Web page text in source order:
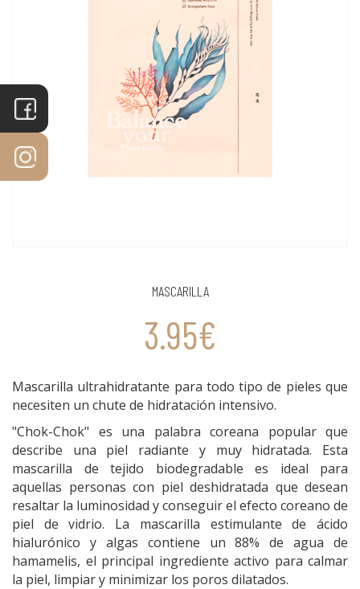
MASCARILLA
3.95€
Mascarilla ultrahidratante para todo tipo de pieles que
necesiten un chute de hidratación intensivo.
"Chok-Chok" es una palabra coreana popular que
describe una piel radiante y muy hidratada. Esta
mascarilla de tejido biodegradable es ideal para
aquellas personas con piel deshidratada que desean
resaltar la luminosidad y conseguir el efecto coreano de
piel de vidrio. La mascarilla estimulante de ácido
hialurónico y algas contiene un 88% de agua de
hamamelis, el principal ingrediente activo para calmar
la piel, limpiar y minimizar los poros dilatados.